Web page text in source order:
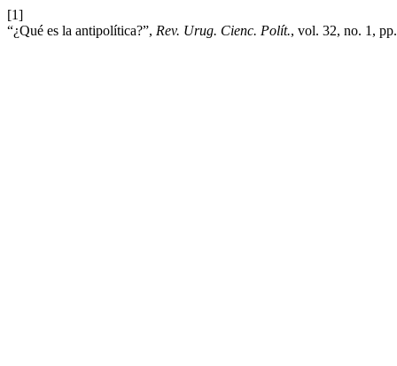
[1]
“¿Qué es la antipolítica?”, Rev. Urug. Cienc. Polít., vol. 32, no. 1,